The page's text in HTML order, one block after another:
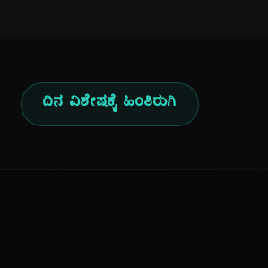
ದಿನ ವಿಶೇಷಕ್ಕೆ ಹಿಂತಿರುಗಿ